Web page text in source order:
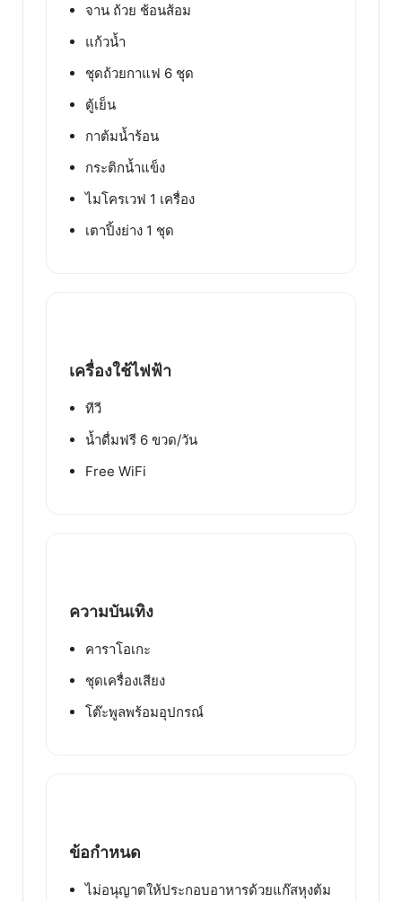
จาน ถ้วย ช้อนส้อม
แก้วน้ำ
ชุดถ้วยกาแฟ 6 ชุด
ตู้เย็น
กาต้มน้ำร้อน
กระติกน้ำแข็ง
ไมโครเวฟ 1 เครื่อง
เตาปิ้งย่าง 1 ชุด
เครื่องใช้ไฟฟ้า
ทีวี
น้ำดื่มฟรี 6 ขวด/วัน
Free WiFi
ความบันเทิง
คาราโอเกะ
ชุดเครื่องเสียง
โต๊ะพูลพร้อมอุปกรณ์
ข้อกำหนด
ไม่อนุญาตให้ประกอบอาหารด้วยแก๊สหุงต้ม